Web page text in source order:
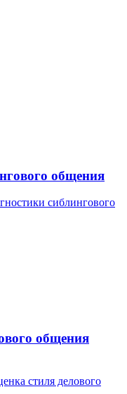
общения
сиблингового
общения
стиля делового